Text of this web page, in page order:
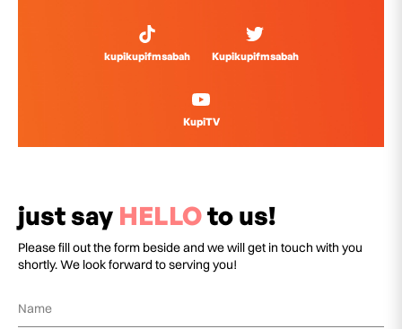
kupikupifmsabah Kupikupifmsabah
KupiTV
just say HELLOto us!
Please fill out the form beside and we will get in touch with you
shortly. We look forward to serving you!